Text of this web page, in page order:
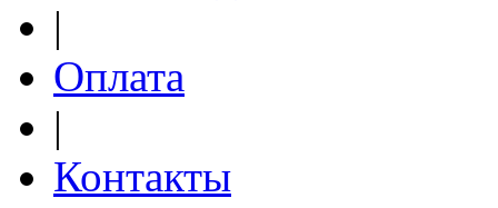
|
Оплата
|
Контакты